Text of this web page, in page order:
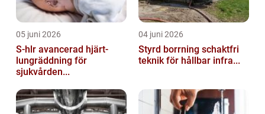
05 juni 2026
S-hlr avancerad hjärt-
lungräddning för
sjukvården...
04 juni 2026
Styrd borrning schaktfri
teknik för hållbar infra...